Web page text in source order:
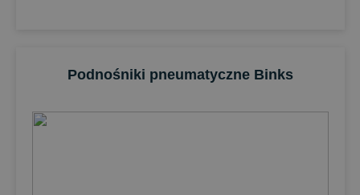
Podnośniki pneumatyczne Binks